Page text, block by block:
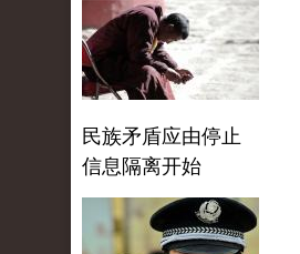
民族矛盾应由停止
信息隔离开始